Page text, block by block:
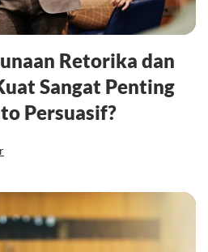
Retorika dan
Sangat Penting
Persuasif?